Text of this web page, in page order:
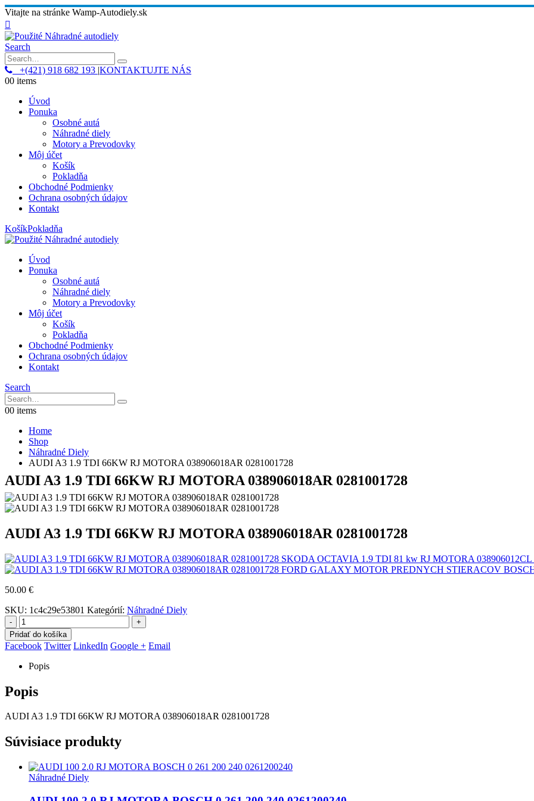
Vitajte na stránke Wamp-Autodiely.sk
Search
+(421) 918 682 193 |KONTAKTUJTE NÁS
00 items
Úvod
Ponuka
Osobné autá
Náhradné diely
Motory a Prevodovky
Môj účet
Košík
Pokladňa
Obchodné Podmienky
Ochrana osobných údajov
Kontakt
KošíkPokladňa
Úvod
Ponuka
Osobné autá
Náhradné diely
Motory a Prevodovky
Môj účet
Košík
Pokladňa
Obchodné Podmienky
Ochrana osobných údajov
Kontakt
Search
00 items
Home
Shop
Náhradné Diely
AUDI A3 1.9 TDI 66KW RJ MOTORA 038906018AR 0281001728
AUDI A3 1.9 TDI 66KW RJ MOTORA 038906018AR 0281001728
AUDI A3 1.9 TDI 66KW RJ MOTORA 038906018AR 0281001728
SKODA OCTAVIA 1.9 TDI 81 kw RJ MOTORA 038906012CL
FORD GALAXY MOTOR PREDNYCH STIERACOV
50.00 €
SKU: 1c4c29e53801 Kategórií: Náhradné Diely
-
+
Pridať do košíka
Facebook Twitter LinkedIn Google + Email
Popis
Popis
AUDI A3 1.9 TDI 66KW RJ MOTORA 038906018AR 0281001728
Súvisiace produkty
Náhradné Diely